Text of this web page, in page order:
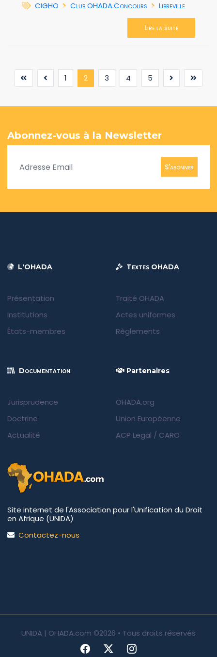
CIGHO
Club OHADA.Concours Libreville
Lire la suite
1 2(current)
3 4 5
Abonnez-vous à la Newsletter
S'abonner
L'OHADA
Présentation
Institutions
États-membres
Textes OHADA
Traité OHADA
Actes uniformes
Règlements
Documentation
Jurisprudence
Doctrine
Actualité
Partenaires
OHADA.org
Union Européenne
ACP Legal / CARO
Site internet de l'Association pour l'Unification du Droit
en Afrique (UNIDA)
Contactez-nous
UNIDA | OHADA.com ©2026 • Tous droits réservés